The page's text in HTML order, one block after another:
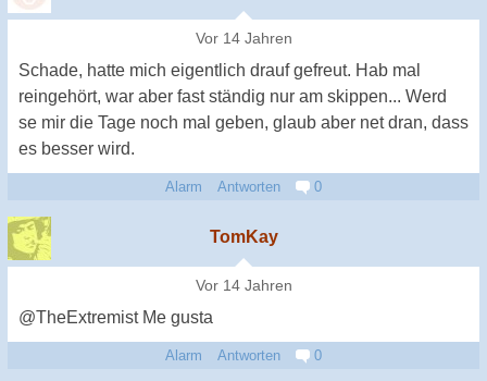
Vor 14 Jahren
Schade, hatte mich eigentlich drauf gefreut. Hab mal
reingehört, war aber fast ständig nur am skippen... Werd
se mir die Tage noch mal geben, glaub aber net dran, dass
es besser wird.
Alarm Antworten 0
TomKay
Vor 14 Jahren
@TheExtremist Me gusta
Alarm Antworten 0